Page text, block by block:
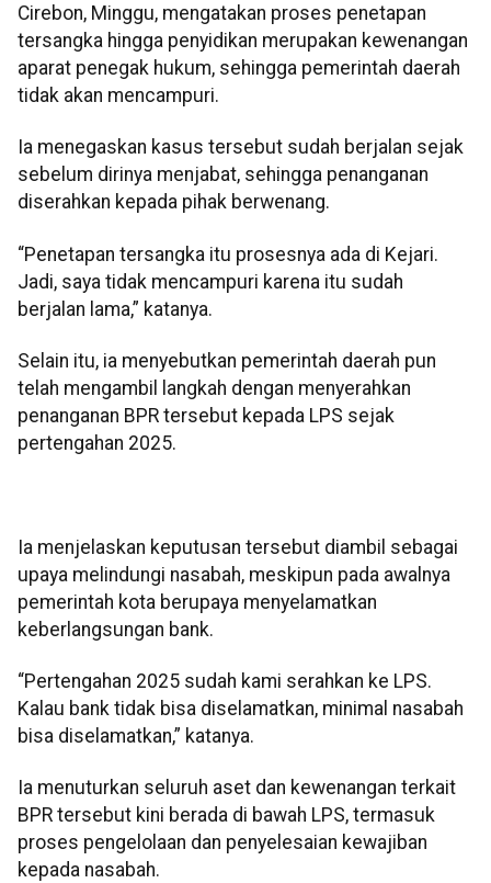
Cirebon, Minggu, mengatakan proses penetapan
tersangka hingga penyidikan merupakan kewenangan
aparat penegak hukum, sehingga pemerintah daerah
tidak akan mencampuri.
Ia menegaskan kasus tersebut sudah berjalan sejak
sebelum dirinya menjabat, sehingga penanganan
diserahkan kepada pihak berwenang.
“Penetapan tersangka itu prosesnya ada di Kejari.
Jadi, saya tidak mencampuri karena itu sudah
berjalan lama,” katanya.
Selain itu, ia menyebutkan pemerintah daerah pun
telah mengambil langkah dengan menyerahkan
penanganan BPR tersebut kepada LPS sejak
pertengahan 2025.
Ia menjelaskan keputusan tersebut diambil sebagai
upaya melindungi nasabah, meskipun pada awalnya
pemerintah kota berupaya menyelamatkan
keberlangsungan bank.
“Pertengahan 2025 sudah kami serahkan ke LPS.
Kalau bank tidak bisa diselamatkan, minimal nasabah
bisa diselamatkan,” katanya.
Ia menuturkan seluruh aset dan kewenangan terkait
BPR tersebut kini berada di bawah LPS, termasuk
proses pengelolaan dan penyelesaian kewajiban
kepada nasabah.